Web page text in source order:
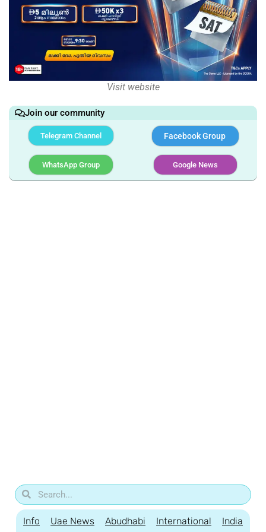
Visit website
Join our community
Telegram Channel Facebook Group
WhatsApp Group Google News
Info Uae News Abudhabi International India